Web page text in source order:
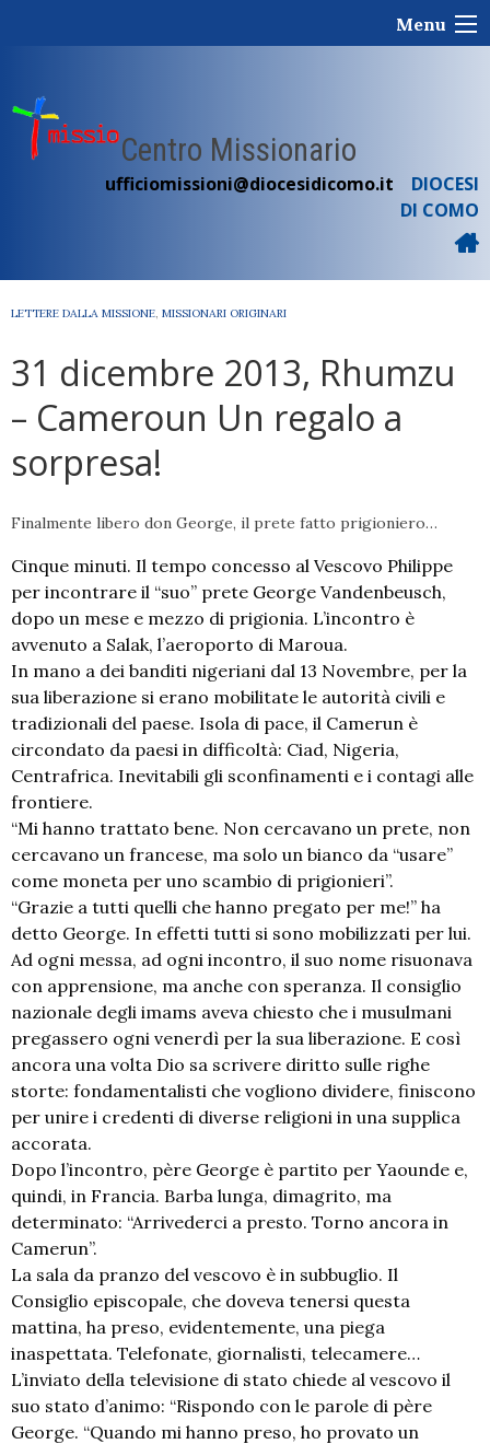
Menu
Centro Missionario
ufficiomissioni@diocesidicomo.it
DIOCESI
DI COMO
LETTERE DALLA MISSIONE, MISSIONARI ORIGINARI
31 dicembre 2013, Rhumzu
– Cameroun Un regalo a
sorpresa!
Finalmente libero don George, il prete fatto prigioniero…
Cinque minuti. Il tempo concesso al Vescovo Philippe
per incontrare il “suo” prete George Vandenbeusch,
dopo un mese e mezzo di prigionia. L’incontro è
avvenuto a Salak, l’aeroporto di Maroua.
In mano a dei banditi nigeriani dal 13 Novembre, per la
sua liberazione si erano mobilitate le autorità civili e
tradizionali del paese. Isola di pace, il Camerun è
circondato da paesi in difficoltà: Ciad, Nigeria,
Centrafrica. Inevitabili gli sconfinamenti e i contagi alle
frontiere.
“Mi hanno trattato bene. Non cercavano un prete, non
cercavano un francese, ma solo un bianco da “usare”
come moneta per uno scambio di prigionieri”.
“Grazie a tutti quelli che hanno pregato per me!” ha
detto George. In effetti tutti si sono mobilizzati per lui.
Ad ogni messa, ad ogni incontro, il suo nome risuonava
con apprensione, ma anche con speranza. Il consiglio
nazionale degli imams aveva chiesto che i musulmani
pregassero ogni venerdì per la sua liberazione. E così
ancora una volta Dio sa scrivere diritto sulle righe
storte: fondamentalisti che vogliono dividere, finiscono
per unire i credenti di diverse religioni in una supplica
accorata.
Dopo l’incontro, père George è partito per Yaounde e,
quindi, in Francia. Barba lunga, dimagrito, ma
determinato: “Arrivederci a presto. Torno ancora in
Camerun”.
La sala da pranzo del vescovo è in subbuglio. Il
Consiglio episcopale, che doveva tenersi questa
mattina, ha preso, evidentemente, una piega
inaspettata. Telefonate, giornalisti, telecamere…
L’inviato della televisione di stato chiede al vescovo il
suo stato d’animo: “Rispondo con le parole di père
George. “Quando mi hanno preso, ho provato un